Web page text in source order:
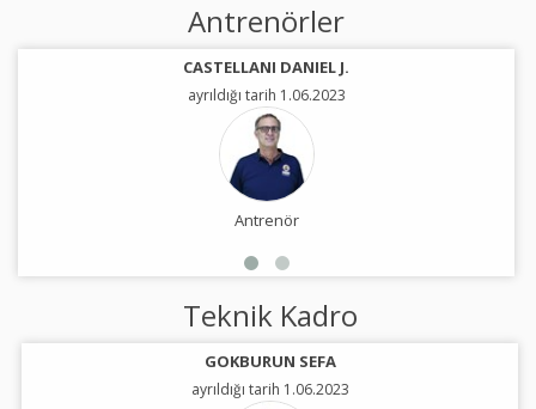
Antrenörler
CASTELLANI DANIEL J.
ayrıldığı tarih 1.06.2023
Antrenör
Teknik Kadro
GOKBURUN SEFA
ayrıldığı tarih 1.06.2023